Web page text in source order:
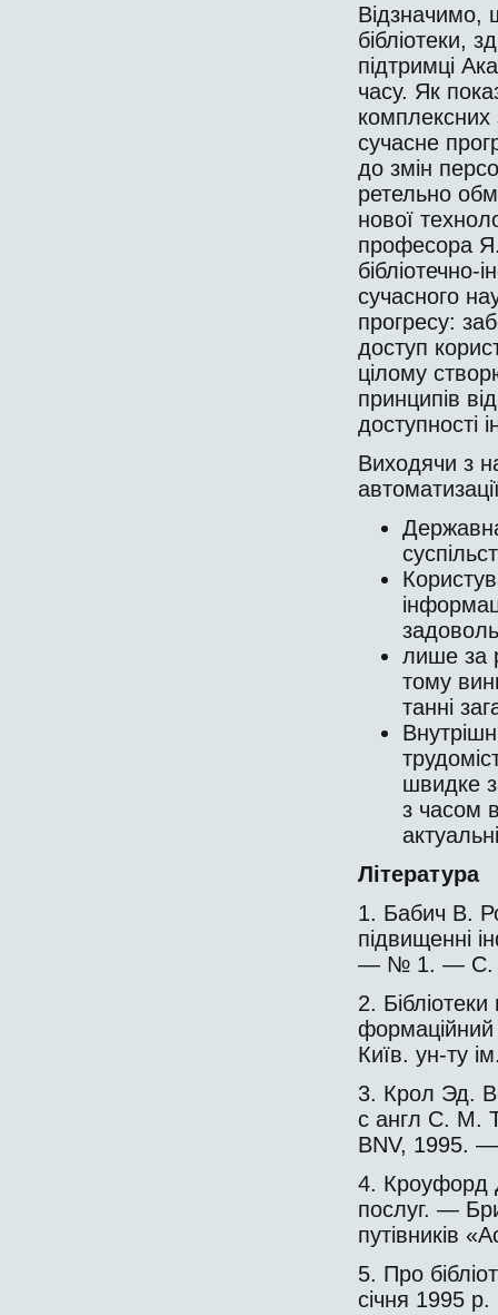
Відзначимо,
бібліотеки,
підтримці
часу. Як
комплексних
сучасне
до змін
ретельно
нової
професора
сучасного
прогресу:
доступ
цілому
принципів
доступності
Виходячи з
лише за
тому
танні
швидке
з часом
Література
1. Бабич В.
підвищенні
— № 1. — С.
2.
Київ. ун-ту
3. Крол Эд.
с англ С. М.
BNV, 1995.
4. Кроуфорд
послуг. —
путівників
5. Про
січня 1995